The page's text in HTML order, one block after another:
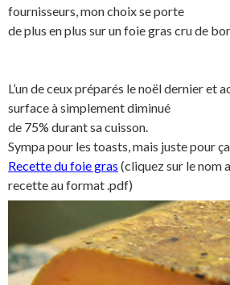
fournisseurs, mon choix se porte
de plus en plus sur un foie gras cru de
L’un de ceux préparés le noël dernier et
surface à simplement diminué
de 75% durant sa cuisson.
Sympa pour les toasts, mais juste pour
Recette du foie gras (cliquez sur le nom
recette au format .pdf)